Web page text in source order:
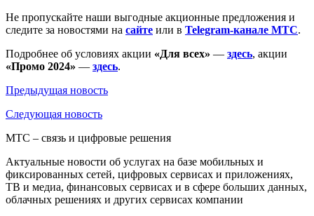
Не пропускайте наши выгодные акционные предложения и
следите за новостями на сайте или в Telegram-канале МТС.
Подробнее об условиях акции «Для всех» — здесь, акции
«Промо 2024» — здесь.
Предыдущая новость
Следующая новость
МТС – связь и цифровые решения
Актуальные новости об услугах на базе мобильных и
фиксированных сетей, цифровых сервисах и приложениях,
ТВ и медиа, финансовых сервисах и в сфере больших данных,
облачных решениях и других сервисах компании